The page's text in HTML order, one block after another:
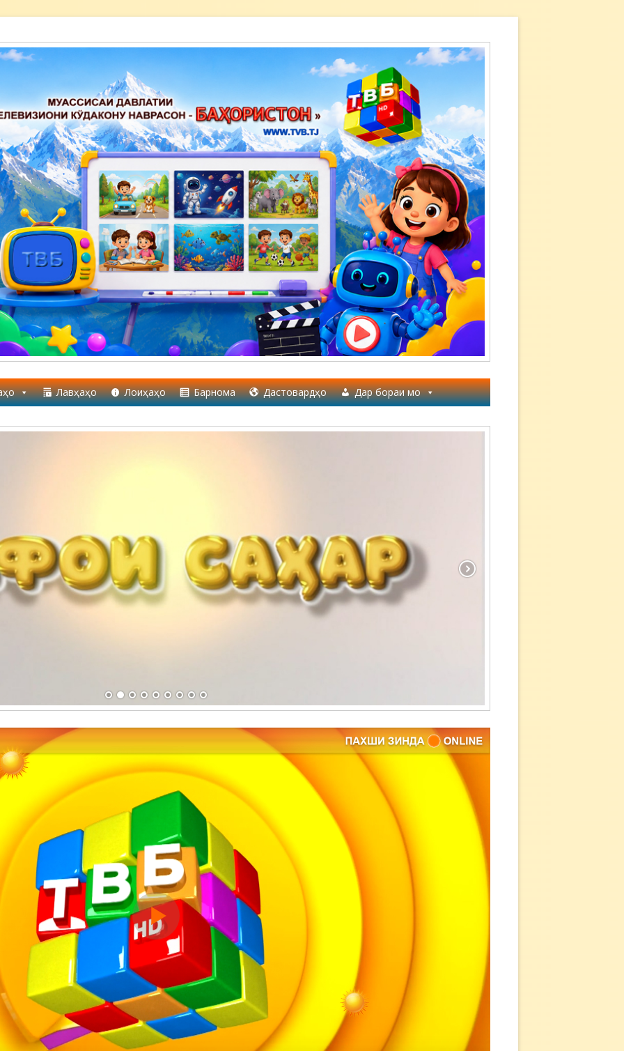
Лавҳаҳо Лоиҳаҳо Барнома Дастовардҳо Дар бораи мо